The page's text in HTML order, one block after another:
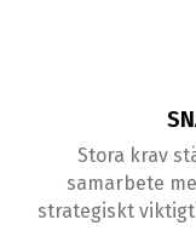
Stora krav
samarbete
strategiskt